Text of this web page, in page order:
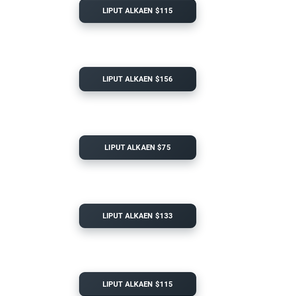
LIPUT ALKAEN $115
LIPUT ALKAEN $156
LIPUT ALKAEN $75
LIPUT ALKAEN $133
LIPUT ALKAEN $115